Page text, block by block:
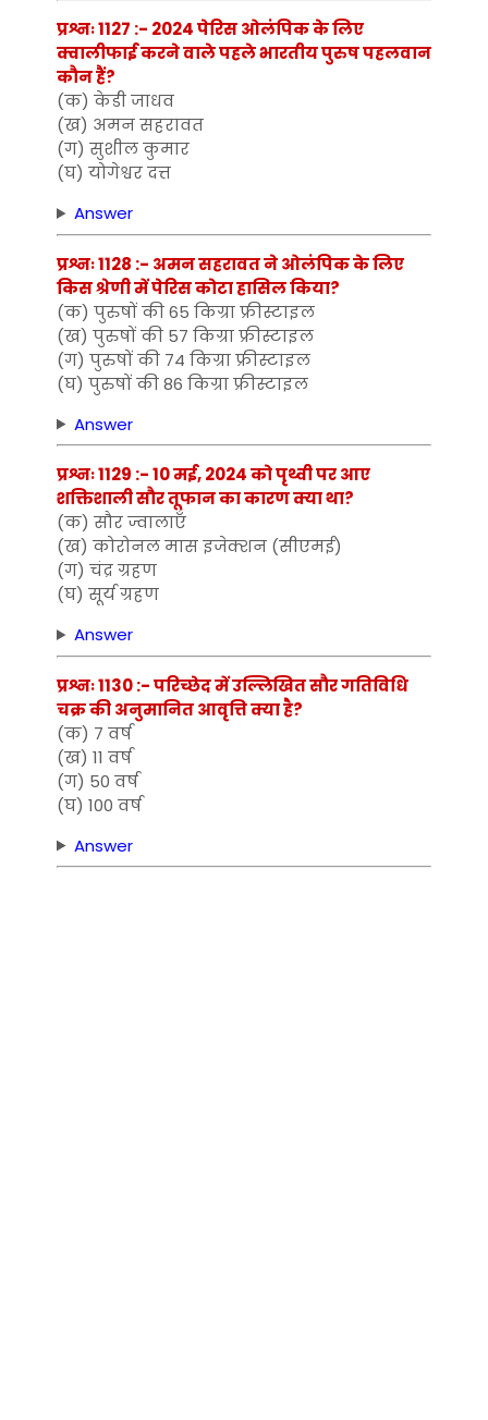
प्रश्नः 1127 :- 2024 पेरिस ओलंपिक के लिए
क्वालीफाई करने वाले पहले भारतीय पुरुष पहलवान
कौन हैं?
(क) केडी जाधव
(ख) अमन सहरावत
(ग) सुशील कुमार
(घ) योगेश्वर दत्त
Answer
प्रश्नः 1128 :- अमन सहरावत ने ओलंपिक के लिए
किस श्रेणी में पेरिस कोटा हासिल किया?
(क) पुरुषों की 65 किग्रा फ्रीस्टाइल
(ख) पुरुषों की 57 किग्रा फ्रीस्टाइल
(ग) पुरुषों की 74 किग्रा फ्रीस्टाइल
(घ) पुरुषों की 86 किग्रा फ्रीस्टाइल
Answer
प्रश्नः 1129 :- 10 मई, 2024 को पृथ्वी पर आए
शक्तिशाली सौर तूफान का कारण क्या था?
(क) सौर ज्वालाएँ
(ख) कोरोनल मास इजेक्शन (सीएमई)
(ग) चंद्र ग्रहण
(घ) सूर्य ग्रहण
Answer
प्रश्नः 1130 :- परिच्छेद में उल्लिखित सौर गतिविधि
चक्र की अनुमानित आवृत्ति क्या है?
(क) 7 वर्ष
(ख) 11 वर्ष
(ग) 50 वर्ष
(घ) 100 वर्ष
Answer